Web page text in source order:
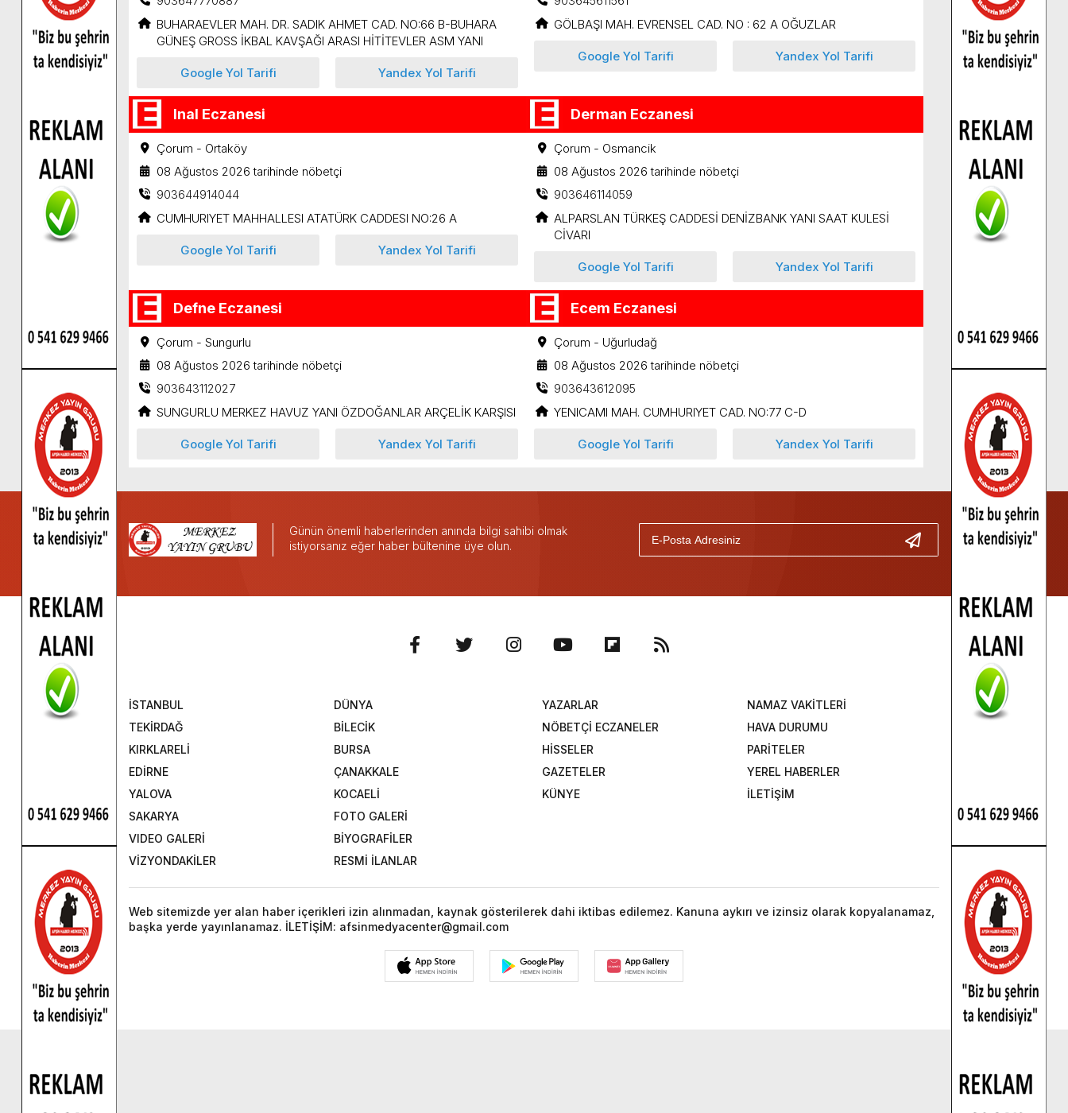
BUHARAEVLER MAH. DR. SADIK AHMET CAD. NO:66 B-BUHARA
GÜNEŞ GROSS İKBAL KAVŞAĞI ARASI HİTİTEVLER ASM YANI
Google Yol Tarifi Yandex Yol Tarifi
GÖLBAŞI MAH. EVRENSEL CAD. NO : 62 A OĞUZLAR
Google Yol Tarifi Yandex Yol Tarifi
Inal Eczanesi
Çorum - Ortaköy
08 Ağustos 2026 tarihinde nöbetçi
903644914044
CUMHURIYET MAHHALLESI ATATÜRK CADDESI NO:26 A
Google Yol Tarifi Yandex Yol Tarifi
Derman Eczanesi
Çorum - Osmancik
08 Ağustos 2026 tarihinde nöbetçi
903646114059
ALPARSLAN TÜRKEŞ CADDESİ DENİZBANK YANI SAAT KULESİ
CİVARI
Google Yol Tarifi Yandex Yol Tarifi
Defne Eczanesi
Çorum - Sungurlu
08 Ağustos 2026 tarihinde nöbetçi
903643112027
SUNGURLU MERKEZ HAVUZ YANI ÖZDOĞANLAR ARÇELİK KARŞISI
Google Yol Tarifi Yandex Yol Tarifi
Ecem Eczanesi
Çorum - Uğurludağ
08 Ağustos 2026 tarihinde nöbetçi
903643612095
YENICAMI MAH. CUMHURIYET CAD. NO:77 C-D
Google Yol Tarifi Yandex Yol Tarifi
Günün önemli haberlerinden anında bilgi sahibi olmak
istiyorsanız eğer haber bültenine üye olun.
İSTANBUL
DÜNYA
TEKİRDAĞ
BİLECİK
KIRKLARELİ
BURSA
EDİRNE
ÇANAKKALE
YALOVA
KOCAELİ
SAKARYA
FOTO GALERİ
VIDEO GALERİ
BİYOGRAFİLER
VİZYONDAKİLER
RESMİ İLANLAR
YAZARLAR
NAMAZ VAKİTLERİ
NÖBETÇİ ECZANELER
HAVA DURUMU
HİSSELER
PARİTELER
GAZETELER
YEREL HABERLER
KÜNYE
İLETİŞİM
Web sitemizde yer alan haber içerikleri izin alınmadan, kaynak gösterilerek dahi iktibas edilemez. Kanuna aykırı ve izinsiz olarak kopyalanamaz,
başka yerde yayınlanamaz. İLETİŞİM: afsinmedyacenter@gmail.com